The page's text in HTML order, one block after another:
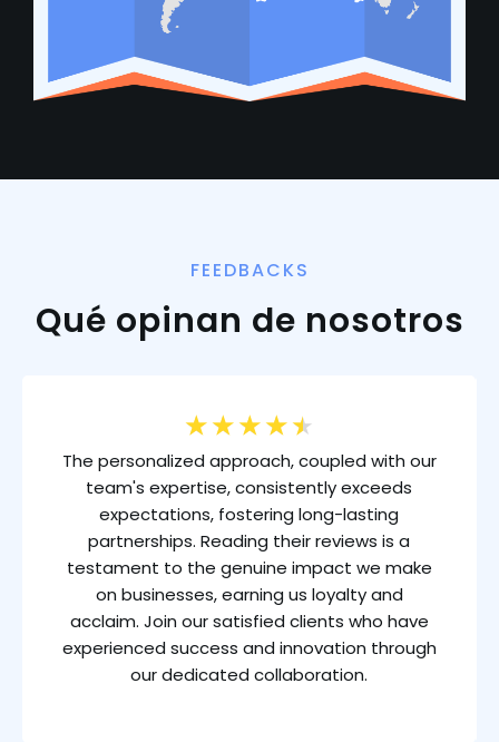
FEEDBACKS
Qué opinan de nosotros
★ ★ ★ ★ ★
The personalized approach, coupled with our
team's expertise, consistently exceeds
expectations, fostering long-lasting
partnerships. Reading their reviews is a
testament to the genuine impact we make
on businesses, earning us loyalty and
acclaim. Join our satisfied clients who have
experienced success and innovation through
our dedicated collaboration.